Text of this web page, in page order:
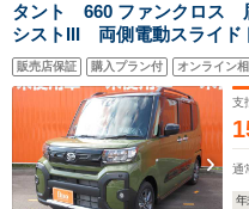
タント 660 ファンクロス
シストIII 両側電動スライ
キ 誤発信抑制機能 オート
サー LEDヘッドフォグラ
ヒーター スマートキー
販売店保証 購入プラン付 オンライン
支
通
年